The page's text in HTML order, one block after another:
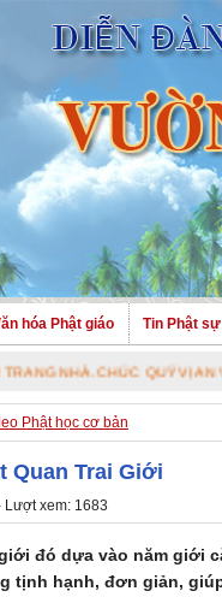
hóa Phật giáo Tin Phật sự
CHÚC QUÝ VỊ AN VUI VỚI
Phật học cơ bản
Quan Trai Giới
Lượt xem: 1683
đó dựa vào năm giới
tịnh hạnh, đơn giản,